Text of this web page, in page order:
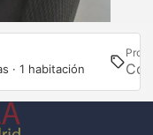
· 1 habitación